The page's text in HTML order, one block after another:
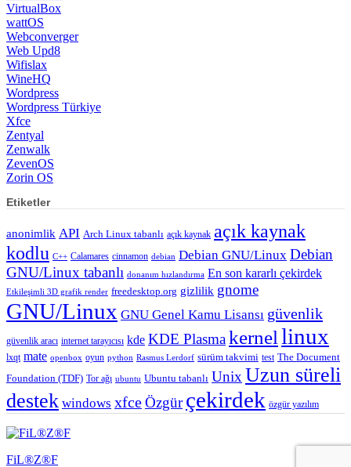
VirtualBox
wattOS
Webconverger
Web Upd8
Wifislax
WineHQ
Wordpress
Wordpress Türkiye
Xfce
Zentyal
Zenwalk
ZevenOS
Zorin OS
Etiketler
anonimlik API Arch Linux tabanlı açık kaynak açık kaynak
kodlu C++ Calamares cinnamon debian Debian GNU/Linux Debian
GNU/Linux tabanlı donanım hızlandırma En son kararlı çekirdek
Etkileşimli 3D grafik render freedesktop.org gizlilik gnome
GNU/Linux GNU Genel Kamu Lisansı güvenlik
güvenlik aracı internet tarayıcısı kde KDE Plasmakernel linux
lxqt mate openbox oyun python Rasmus Lerdorf sürüm takvimi test The Document
Foundation (TDF) Tor ağı ubuntu Ubuntu tabanlı Unix Uzun süreli
destek windows xfceÖzgür çekirdek özgür yazılım
FiL®Z®F